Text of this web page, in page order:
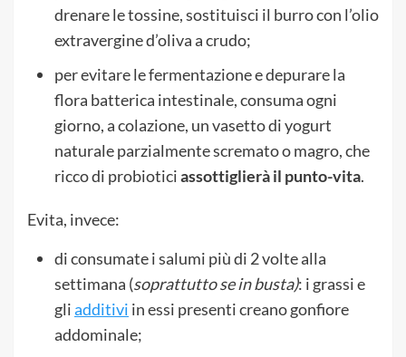
drenare le tossine, sostituisci il burro con l’olio
extravergine d’oliva a crudo;
per evitare le fermentazione e depurare la
flora batterica intestinale, consuma ogni
giorno, a colazione, un vasetto di yogurt
naturale parzialmente scremato o magro, che
ricco di probioticiassottiglierà il punto-vita.
Evita, invece:
di consumate i salumi più di 2 volte alla
settimana (soprattutto se in busta): i grassi e
gliadditivi in essi presenti creano gonfiore
addominale;